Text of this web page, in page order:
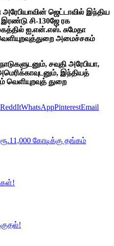
அரேபியாவின் ஜெட்டாவில் இந்திய
சி-130ஜே ரக
ஐ.என்.எஸ். சுமேதா
அமைச்சகம்
சவுதி அரேபியா,
இந்தியத்
துறை
ReddItWhatsAppPinterestEmail
கோடிக்கு தங்கம்